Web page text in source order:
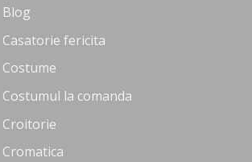
Blog
Casatorie fericita
Costume
Costumul la comanda
Croitorie
Cromatica